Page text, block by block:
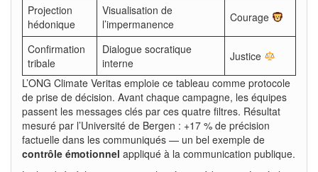
Projection
hédonique
Visualisation de
l’impermanence
Courage
Confirmation
tribale
Dialogue socratique
interne
Justice
L’ONG Climate Veritas emploie ce tableau comme protocole
de prise de décision. Avant chaque campagne, les équipes
passent les messages clés par ces quatre filtres. Résultat
mesuré par l’Université de Bergen : +17 % de précision
factuelle dans les communiqués — un bel exemple de
contrôle émotionnel appliqué à la communication publique.